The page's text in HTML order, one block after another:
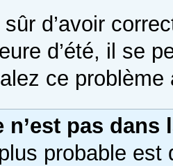
d’avoir
d’été, il se
ce problème
n’est pas dans
probable est